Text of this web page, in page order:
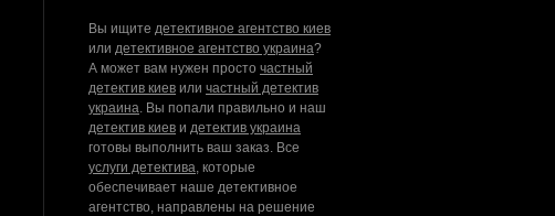
Вы ищите детективное агентство киев
или детективное агентство украина?
А может вам нужен просто частный
детектив киев или частный детектив
украина. Вы попали правильно и наш
детектив киев и детектив украина
готовы выполнить ваш заказ. Все
услуги детектива, которые
обеспечивает наше детективное
агентство, направлены на решение